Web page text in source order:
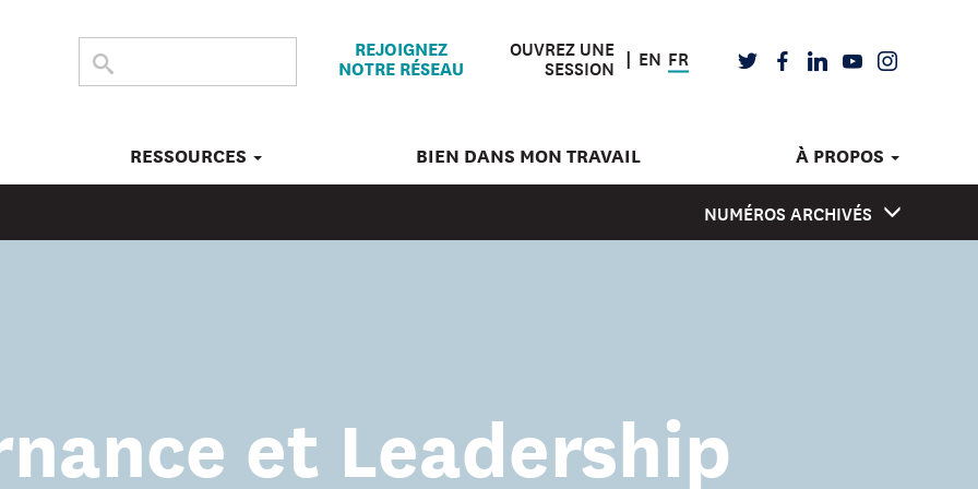
DANS
Submit
search
REJOIGNEZ
NOTRE RÉSEAU
OUVREZ UNE
SESSION EN FR TWITTERFACEBOOK
LINKEDIN
YOUTUBEINSTAGRAM
RESSOURCES BIEN DANS MON TRAVAIL À PROPOS
NUMÉROS ARCHIVÉS
et Leadership